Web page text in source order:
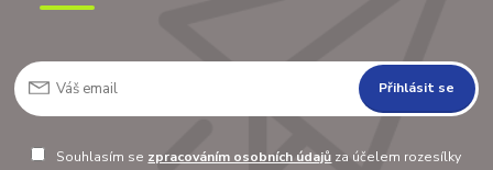
Přihlásit se
Souhlasím se zpracováním osobních údajů za účelem rozesílky